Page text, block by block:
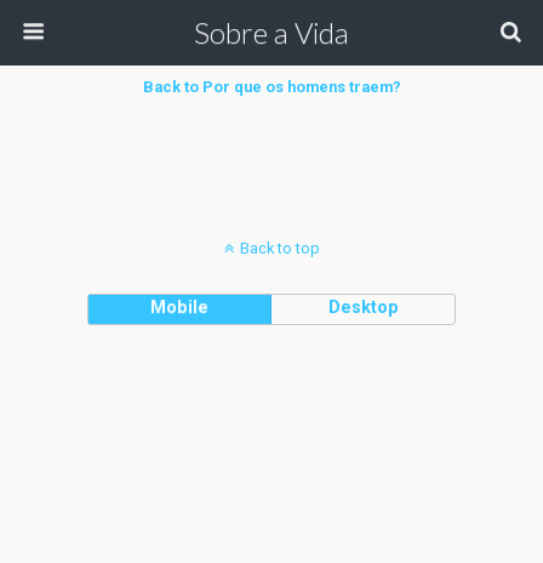
Sobre a Vida
Back to Por que os homens traem?
Back to top
Mobile Desktop